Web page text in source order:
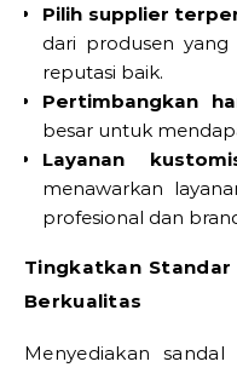
Pilih supplier
dari produsen
reputasi baik.
Pertimbangkan
besar untuk
Layanan
menawarkan
profesional dan
Tingkatkan
Berkualitas
Menyediakan